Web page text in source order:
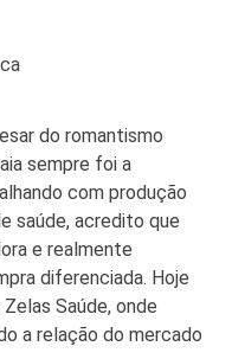
do romantismo
sempre foi a
com produção
saúde, acredito que
e realmente
diferenciada. Hoje
Saúde, onde
a relação do mercado